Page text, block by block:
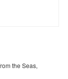
the Seas,